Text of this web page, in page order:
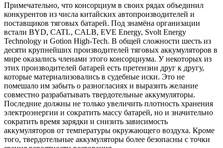
Примечательно, что консорциум в своих рядах объединил
конкурентов из числа китайских автопроизводителей и
поставщиков тяговых батарей. Под знамёна организации
встали BYD, CATL, CALB, EVE Energy, Svolt Energy
Technology и Gotion High-Tech. В общей сложности шесть из
десяти крупнейших производителей тяговых аккумуляторов в
мире оказались членами этого консорциума. У некоторых из
этих производителей батарей есть претензии друг к другу,
которые материализовались в судебные иски. Это не
помешало им забыть о разногласиях и выразить желание
совместно разрабатывать твердотельные аккумуляторы.
Последние должны не только увеличить плотность хранения
электроэнергии и сократить массу батарей, но и значительно
сократить время зарядки и снизить зависимость
аккумуляторов от температуры окружающего воздуха. Кроме
того, твердотельные аккумуляторы более безопасны с точки